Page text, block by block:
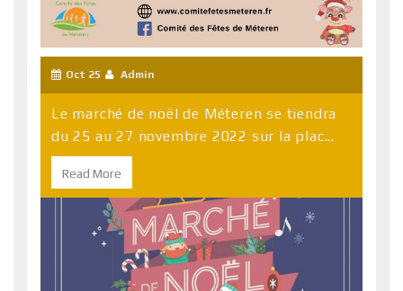
Oct 25 Admin
Le marché de noël de Méteren se tiendra
du 25 au 27 novembre 2022 sur la plac...
Read More